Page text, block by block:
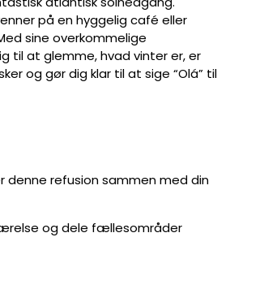
på en hyggelig café eller
sine overkommelige
til at glemme, hvad vinter er, er
og gør dig klar til at sige “Olá” til
denne refusion sammen med din
og dele fællesområder